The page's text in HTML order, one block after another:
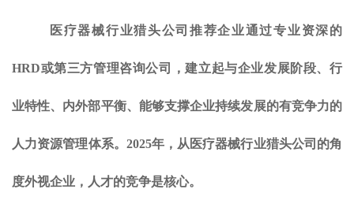
医疗器械行业猎头公司推荐企业通过专业资深的
HRD或第三方管理咨询公司，建立起与企业发展阶段、行
业特性、内外部平衡、能够支撑企业持续发展的有竞争力的
人力资源管理体系。2025年，从医疗器械行业猎头公司的角
度外视企业，人才的竞争是核心。